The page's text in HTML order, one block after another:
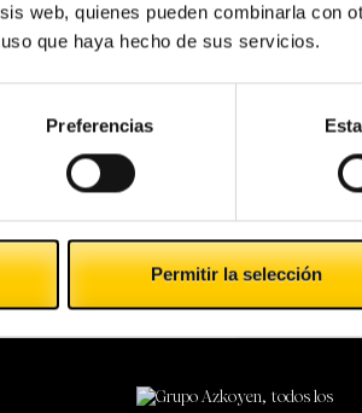
web, quienes pueden combinarla con
que haya hecho de sus servicios.
Preferencias
Permitir la selección
¿Trabajas en un edificio
es el mejor momento